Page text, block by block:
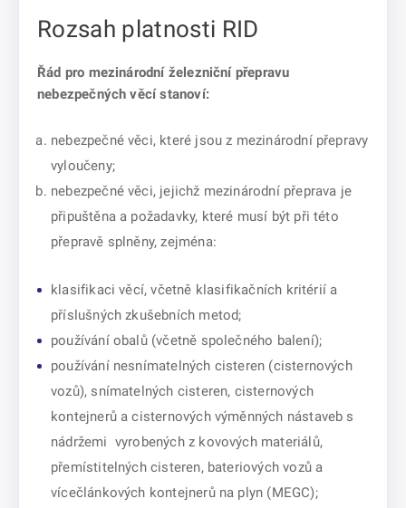
Rozsah platnosti RID
Řád pro mezinárodní železniční přepravu
nebezpečných věcí stanoví:
nebezpečné věci, které jsou z mezinárodní přepravy
vyloučeny;
nebezpečné věci, jejichž mezinárodní přeprava je
připuštěna a požadavky, které musí být při této
přepravě splněny, zejména:
klasifikaci věcí, včetně klasifikačních kritérií a
příslušných zkušebních metod;
používání obalů (včetně společného balení);
používání nesnímatelných cisteren (cisternových
vozů), snímatelných cisteren, cisternových
kontejnerů a cisternových výměnných nástaveb s
nádržemi vyrobených z kovových materiálů,
přemístitelných cisteren, bateriových vozů a
vícečlánkových kontejnerů na plyn (MEGC);